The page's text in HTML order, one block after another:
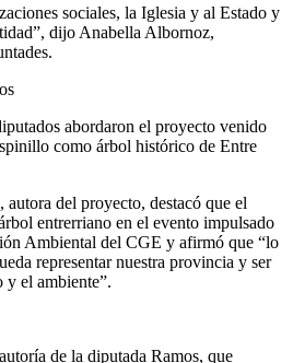
sociales, la Iglesia y al Estado y
dijo Anabella Albornoz,
abordaron el proyecto venido
como árbol histórico de Entre
del proyecto, destacó que el
entrerriano en el evento impulsado
Ambiental del CGE y afirmó que “lo
representar nuestra provincia y ser
el ambiente”.
de la diputada Ramos, que